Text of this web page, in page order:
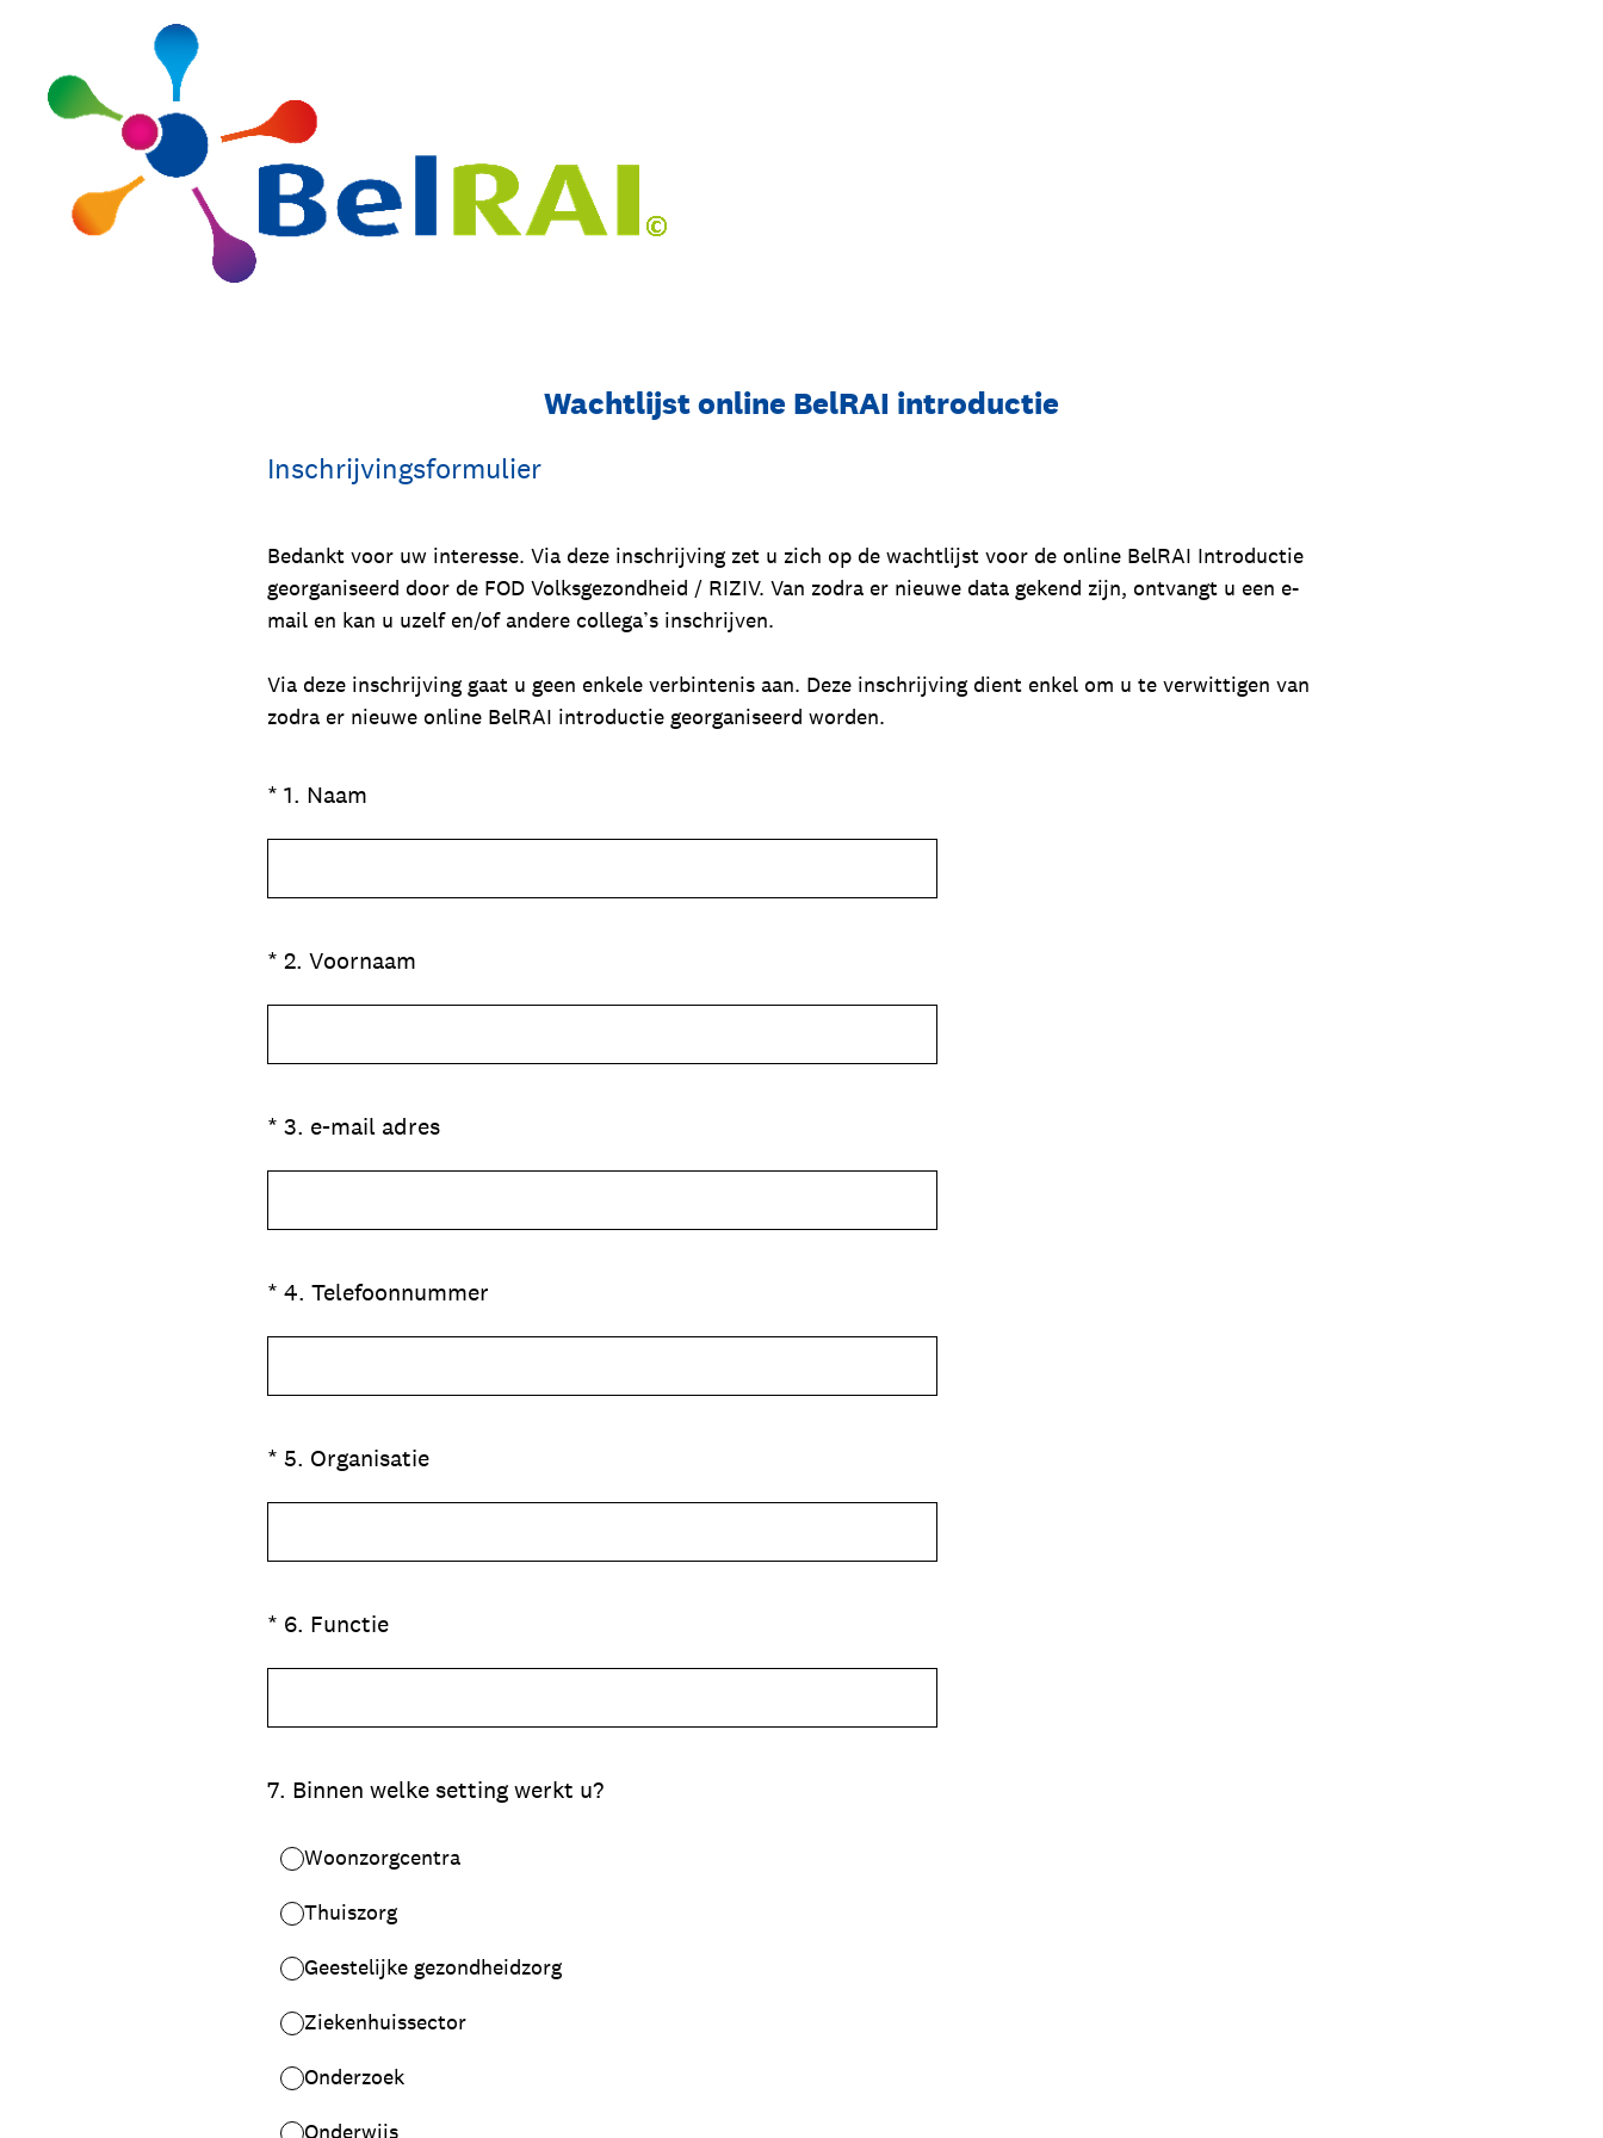
Wachtlijst online BelRAI introductie
Inschrijvingsformulier
Bedankt voor uw interesse. Via deze inschrijving zet u zich op de wachtlijst voor de online BelRAI Introductie
georganiseerd door de FOD Volksgezondheid / RIZIV. Van zodra er nieuwe data gekend zijn, ontvangt u een e-
mail en kan u uzelf en/of andere collega’s inschrijven.
Via deze inschrijving gaat u geen enkele verbintenis aan. Deze inschrijving dient enkel om u te verwittigen van
zodra er nieuwe online BelRAI introductie georganiseerd worden.
* 1. Naam
(Vereist.)
* 2. Voornaam
(Vereist.)
* 3. e-mail adres
(Vereist.)
* 4. Telefoonnummer
(Vereist.)
* 5. Organisatie
(Vereist.)
* 6. Functie
(Vereist.)
7. Binnen welke setting werkt u?
Woonzorgcentra
Thuiszorg
Geestelijke gezondheidzorg
Ziekenhuissector
Onderzoek
Onderwijs